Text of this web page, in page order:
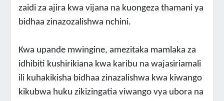
zaidi za ajira kwa vijana na kuongeza thamani ya
bidhaa zinazozalishwa nchini.
Kwa upande mwingine, amezitaka mamlaka za
idhibiti kushirikiana kwa karibu na wajasiriamali
ili kuhakikisha bidhaa zinazalishwa kwa kiwango
kikubwa huku zikizingatia viwango vya ubora na